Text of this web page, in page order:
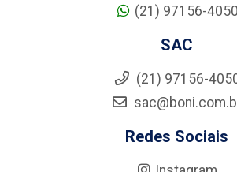
(21) 97156-4050
SAC
(21) 97156-
Redes Sociais